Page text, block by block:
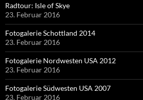
Radtour: Isle of Skye
23. Februar 2016
Fotogalerie Schottland 2014
23. Februar 2016
Fotogalerie Nordwesten USA 2012
23. Februar 2016
Fotogalerie Südwesten USA 2007
23. Februar 2016